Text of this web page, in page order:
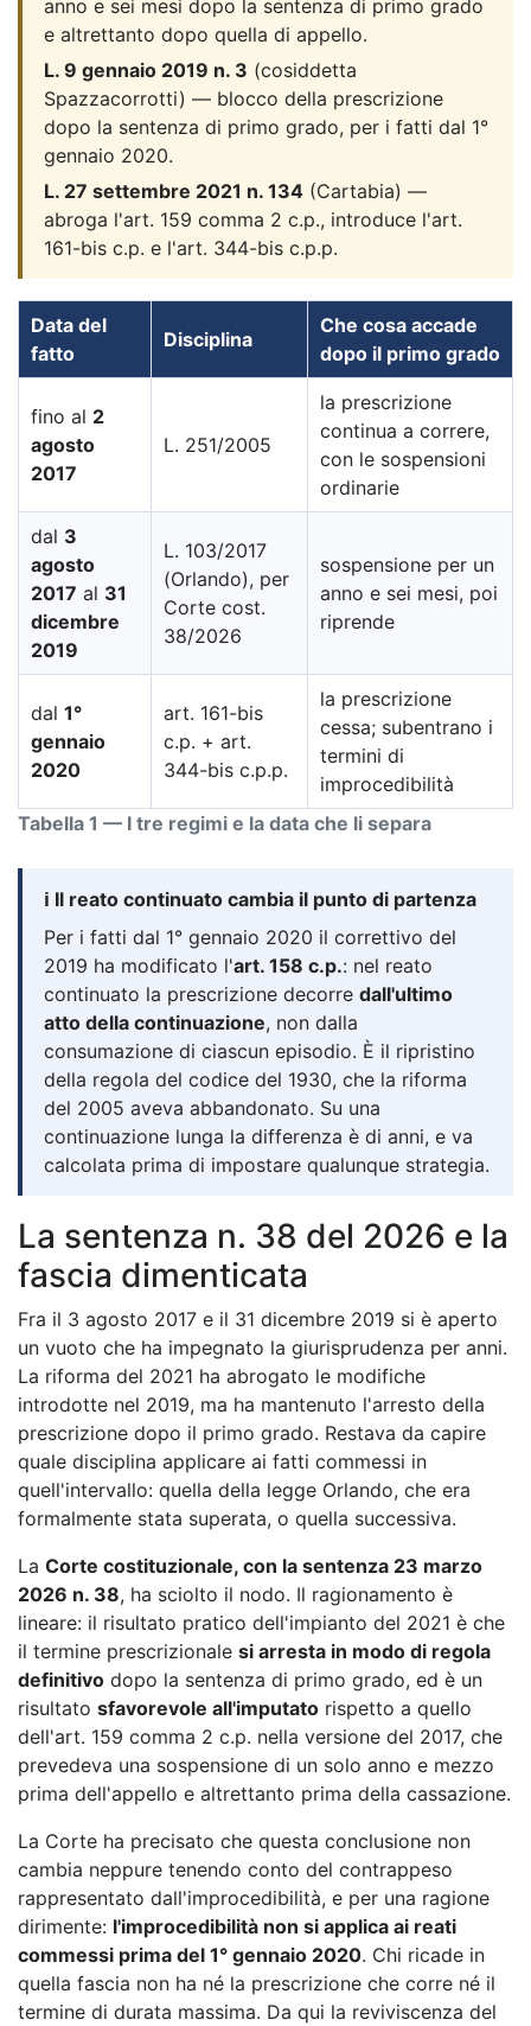
anno e sei mesi dopo la sentenza di primo grado
e altrettanto dopo quella di appello.
L. 9 gennaio 2019 n. 3 (cosiddetta
Spazzacorrotti) — blocco della prescrizione
dopo la sentenza di primo grado, per i fatti dal 1°
gennaio 2020.
L. 27 settembre 2021 n. 134 (Cartabia) —
abroga l'art. 159 comma 2 c.p., introduce l'art.
161-bis c.p. e l'art. 344-bis c.p.p.
Tabella 1 — I tre regimi e la data che li separa
Data del
fatto
Disciplina
Che cosa accade
dopo il primo grado
fino al 2
agosto
2017
L. 251/2005
la prescrizione
continua a correre,
con le sospensioni
ordinarie
dal 3
agosto
2017 al 31
dicembre
2019
L. 103/2017
(Orlando), per
Corte cost.
38/2026
sospensione per un
anno e sei mesi, poi
riprende
dal 1°
gennaio
2020
art. 161-bis
c.p. + art.
344-bis c.p.p.
la prescrizione
cessa; subentrano i
termini di
improcedibilità
ℹ️ Il reato continuato cambia il punto di partenza
Per i fatti dal 1° gennaio 2020 il correttivo del
2019 ha modificato l'art. 158 c.p.: nel reato
continuato la prescrizione decorre dall'ultimo
atto della continuazione, non dalla
consumazione di ciascun episodio. È il ripristino
della regola del codice del 1930, che la riforma
del 2005 aveva abbandonato. Su una
continuazione lunga la differenza è di anni, e va
calcolata prima di impostare qualunque strategia.
La sentenza n. 38 del 2026 e la
fascia dimenticata
Fra il 3 agosto 2017 e il 31 dicembre 2019 si è aperto
un vuoto che ha impegnato la giurisprudenza per anni.
La riforma del 2021 ha abrogato le modifiche
introdotte nel 2019, ma ha mantenuto l'arresto della
prescrizione dopo il primo grado. Restava da capire
quale disciplina applicare ai fatti commessi in
quell'intervallo: quella della legge Orlando, che era
formalmente stata superata, o quella successiva.
La Corte costituzionale, con la sentenza 23 marzo
2026 n. 38, ha sciolto il nodo. Il ragionamento è
lineare: il risultato pratico dell'impianto del 2021 è che
il termine prescrizionale si arresta in modo di regola
definitivo dopo la sentenza di primo grado, ed è un
risultato sfavorevole all'imputato rispetto a quello
dell'art. 159 comma 2 c.p. nella versione del 2017, che
prevedeva una sospensione di un solo anno e mezzo
prima dell'appello e altrettanto prima della cassazione.
La Corte ha precisato che questa conclusione non
cambia neppure tenendo conto del contrappeso
rappresentato dall'improcedibilità, e per una ragione
dirimente: l'improcedibilità non si applica ai reati
commessi prima del 1° gennaio 2020. Chi ricade in
quella fascia non ha né la prescrizione che corre né il
termine di durata massima. Da qui la reviviscenza del